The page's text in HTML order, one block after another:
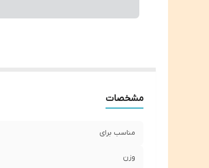
مشخصات
مناسب برای
وزن